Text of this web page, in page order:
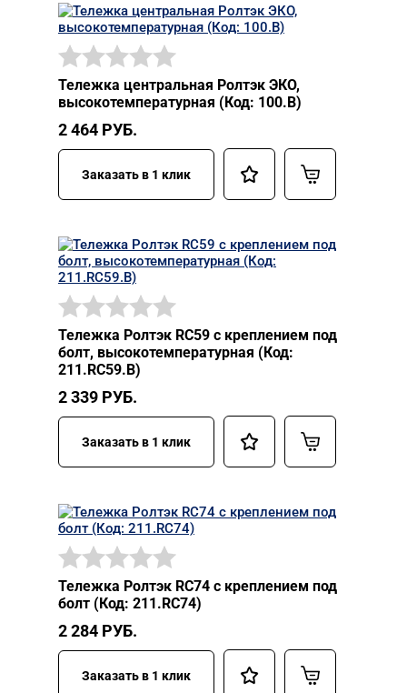
Тележка центральная Ролтэк ЭКО,
высокотемпературная (Код: 100.В)
2 464 РУБ.
Заказать в 1 клик
Тележка Ролтэк RC59 с креплением под
болт, высокотемпературная (Код:
211.RC59.В)
2 339 РУБ.
Заказать в 1 клик
Тележка Ролтэк RC74 с креплением под
болт (Код: 211.RC74)
2 284 РУБ.
Заказать в 1 клик